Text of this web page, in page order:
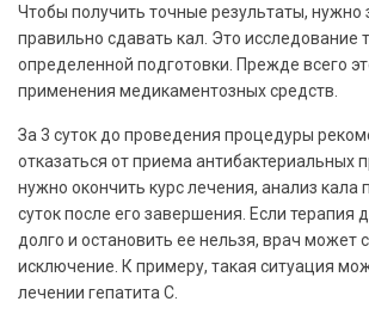
Чтобы получить точные результаты, нужно
правильно сдавать кал. Это исследование
определенной подготовки. Прежде всего
применения медикаментозных средств.
За 3 суток до проведения процедуры
отказаться от приема антибактериальных
нужно окончить курс лечения, анализ кала
суток после его завершения. Если терапия
долго и остановить ее нельзя, врач может
исключение. К примеру, такая ситуация
лечении гепатита С.